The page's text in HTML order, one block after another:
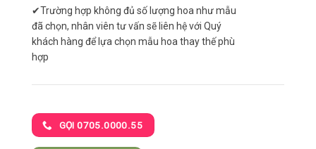
✔Trường hợp không đủ số lượng hoa như mẫu
đã chọn, nhân viên tư vấn sẽ liên hệ với Quý
khách hàng để lựa chọn mẫu hoa thay thế phù
hợp
GỌI 0705.0000.55